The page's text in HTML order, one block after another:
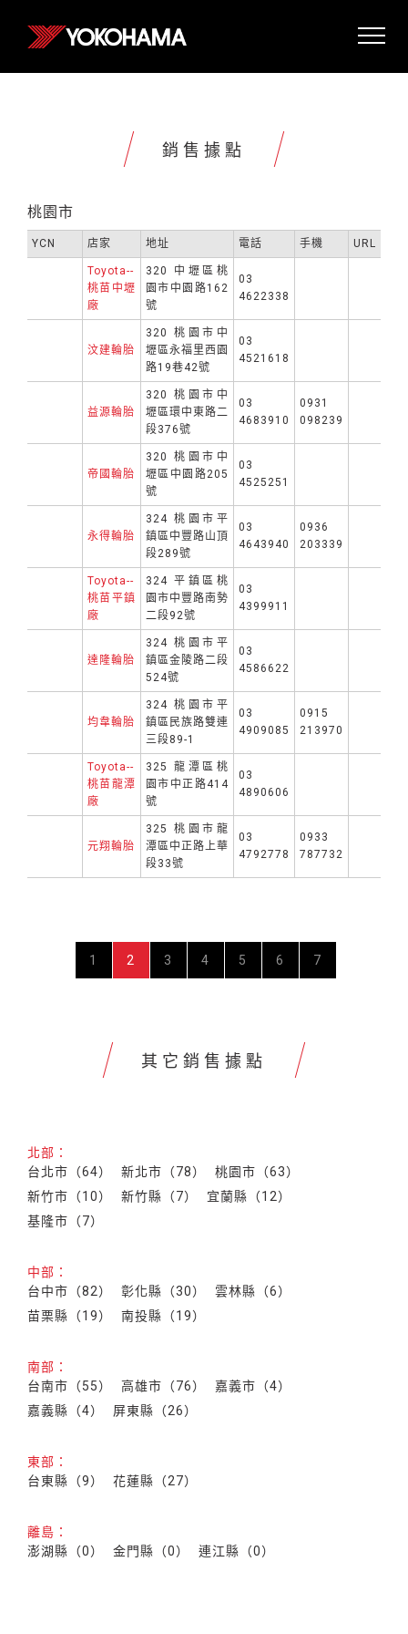
銷售據點
桃園市
YCN 店家 地址 電話 手機 URL
Toyota--
桃苗中壢
廠
320 中壢區桃
園市中園路162
號
03
4622338
汶建輪胎
320 桃園市中
壢區永福里西園
路19巷42號
03
4521618
益源輪胎
320 桃園市中
壢區環中東路二
段376號
03
4683910
0931
098239
帝國輪胎
320 桃園市中
壢區中園路205
號
03
4525251
永得輪胎
324 桃園市平
鎮區中豐路山頂
段289號
03
4643940
0936
203339
Toyota--
桃苗平鎮
廠
324 平鎮區桃
園市中豐路南勢
二段92號
03
4399911
達隆輪胎
324 桃園市平
鎮區金陵路二段
524號
03
4586622
均韋輪胎
324 桃園市平
鎮區民族路雙連
三段89-1
03
4909085
0915
213970
Toyota--
桃苗龍潭
廠
325 龍潭區桃
園市中正路414
號
03
4890606
元翔輪胎
325 桃園市龍
潭區中正路上華
段33號
03
4792778
0933
787732
1 2 3 4 5 6 7
其它銷售據點
北部：
台北市（64） 新北市（78）
桃園市（63）
新竹市（10）
新竹縣（7）
宜蘭縣（12）
基隆市（7）
中部：
台中市（82） 彰化縣（30）
雲林縣（6）
苗栗縣（19）
南投縣（19）
南部：
台南市（55） 高雄市（76）
嘉義市（4）
嘉義縣（4）
屏東縣（26）
東部：
台東縣（9） 花蓮縣（27）
離島：
澎湖縣（0） 金門縣（0） 連江縣（0）